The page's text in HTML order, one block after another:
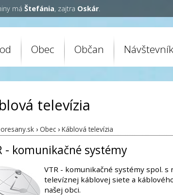
má Štefánia, zajtra Oskár.
Obec Občan Návštevník
televízia
› Obec › Káblová televízia
- komunikačné systémy
VTR - komunikačné systémy spol. s
televíznej káblovej siete a
našej obci.